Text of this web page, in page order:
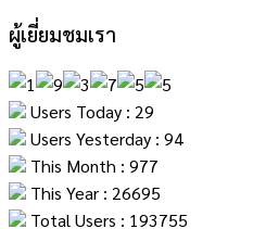
ผู้เยี่ยมชมเรา
Users Today : 29
Users Yesterday : 94
This Month : 977
This Year : 26695
Total Users : 193755